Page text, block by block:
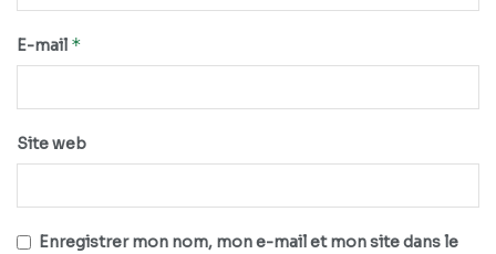
E-mail *
Site web
Enregistrer mon nom, mon e-mail et mon site dans le